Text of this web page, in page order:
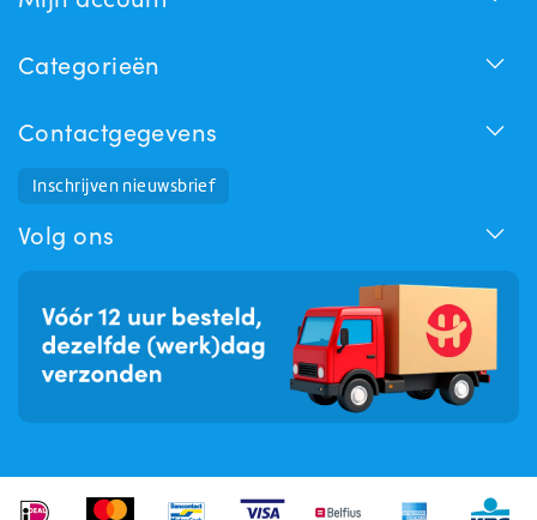
Categorieën
Contactgegevens
Inschrijven nieuwsbrief
Volg ons